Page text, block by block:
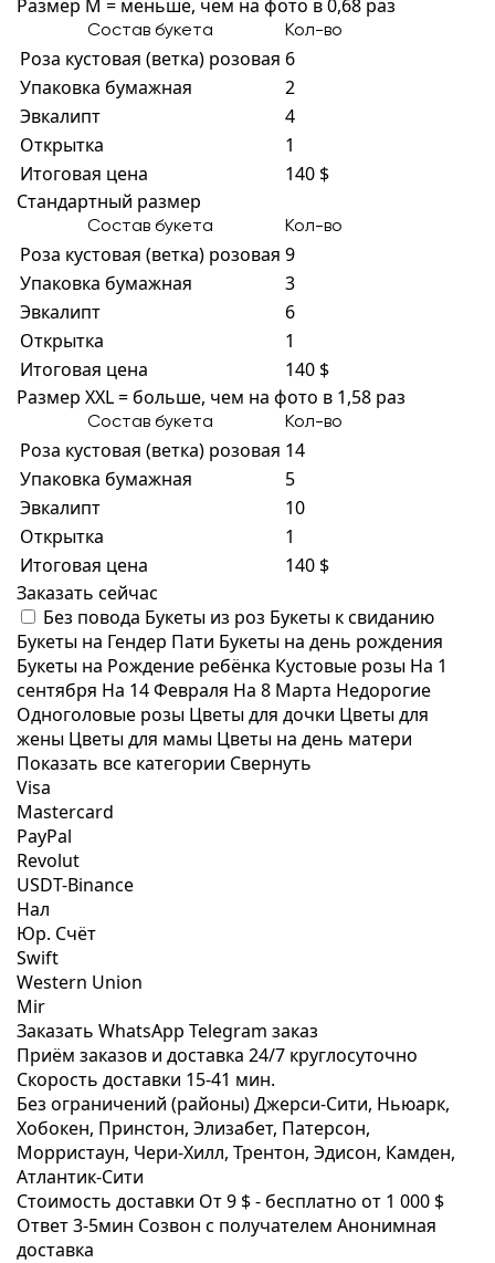
Размер M = меньше, чем на фото в 0,68 раз
Состав букета Кол-во
Роза кустовая (ветка) розовая 6
Упаковка бумажная
2
Эвкалипт
4
Открытка
1
Итоговая цена
140 $
Стандартный размер
Состав букета Кол-во
Роза кустовая (ветка) розовая 9
Упаковка бумажная
3
Эвкалипт
6
Открытка
1
Итоговая цена
140 $
Размер XXL = больше, чем на фото в 1,58 раз
Состав букета Кол-во
Роза кустовая (ветка) розовая 14
Упаковка бумажная
5
Эвкалипт
10
Открытка
1
Итоговая цена
140 $
Заказать сейчас
Без повода Букеты из роз Букеты к свиданию
Букеты на Гендер Пати Букеты на день рождения
Букеты на Рождение ребёнка Кустовые розы На 1
сентября На 14 Февраля На 8 Марта Недорогие
Одноголовые розы Цветы для дочки Цветы для
жены Цветы для мамы Цветы на день матери
Показать все категории Свернуть
Visa
Mastercard
PayPal
Revolut
USDT-Binance
Нал
Юр. Счёт
Swift
Western Union
Mir
Заказать WhatsApp Telegram заказ
Приём заказов и доставка 24/7 круглосуточно
Скорость доставки 15-41 мин.
Без ограничений (районы)Джерси-Сити, Ньюарк,
Хобокен, Принстон, Элизабет, Патерсон,
Морристаун, Чери-Хилл, Трентон, Эдисон, Камден,
Атлантик-Сити
Стоимость доставки От 9 $ - бесплатно от 1 000 $
Ответ 3-5мин Созвон с получателем Анонимная
доставка